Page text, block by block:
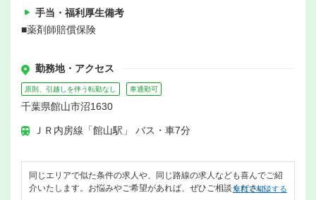
手当・福利厚生備考
■薬剤師賠償保険
勤務地・アクセス
原則、引越しを伴う転勤なし 車通勤可
千葉県館山市沼1630
ＪＲ内房線「館山駅」 バス・車7分
同じエリアで似た条件の求人や、同じ路線の求人なども喜んでご紹
介いたします。お悩みやご希望があれば、ぜひご相談ください。
無料で相談する